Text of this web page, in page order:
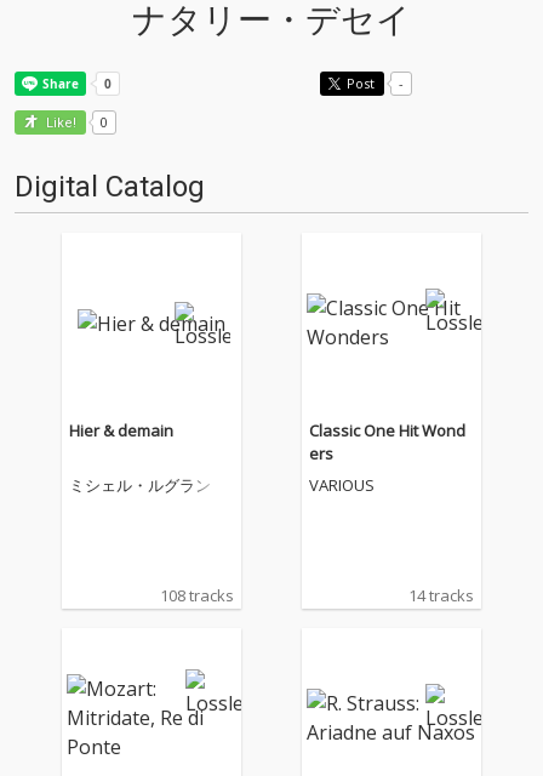
ナタリー・デセイ
Post -
Like! 0
Digital Catalog
Hier & demain
ミシェル・ルグラン
108 tracks
Classic One Hit Wond
ers
VARIOUS
14 tracks